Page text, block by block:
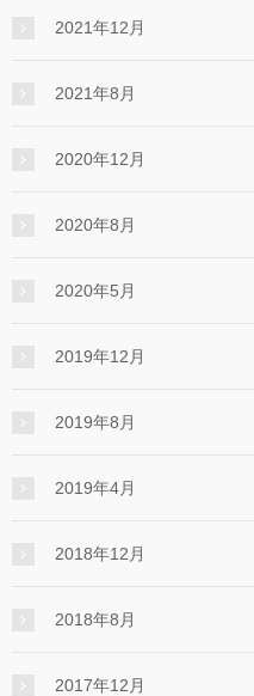
2021年12月
2021年8月
2020年12月
2020年8月
2020年5月
2019年12月
2019年8月
2019年4月
2018年12月
2018年8月
2017年12月